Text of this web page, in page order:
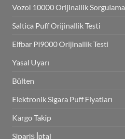
Vozol 10000 Orijinallik Sorgulama
Saltica Puff Orijinallik Testi
Elfbar Pi9000 Orijinallik Testi
Yasal Uyarı
Bülten
Elektronik Sigara Puff Fiyatları
Kargo Takip
Sipariş İptal